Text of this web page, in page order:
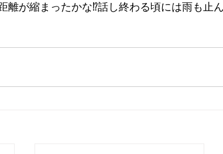
離が縮まったかな⁉️話し終わる頃には雨も止